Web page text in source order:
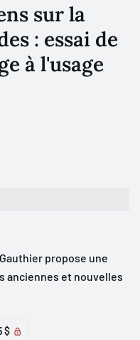
sur la
: essai de
à l'usage
propose une
anciennes et nouvelles
$